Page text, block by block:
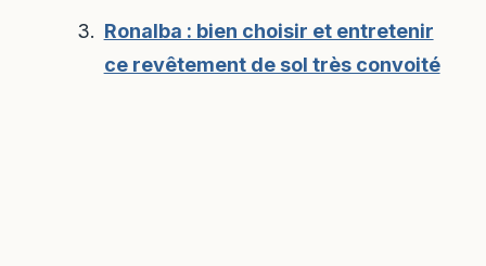
Ronalba : bien choisir et entretenir
ce revêtement de sol très convoité